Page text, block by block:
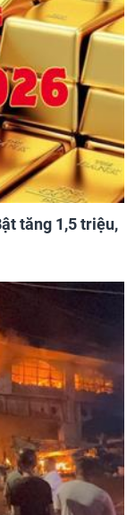
tăng 1,5 triệu,